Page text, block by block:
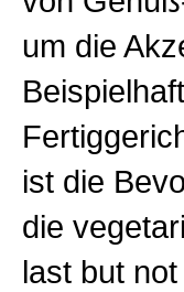
um die
ist die
die
last but